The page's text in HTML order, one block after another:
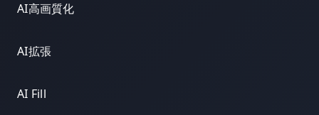
AI高画質化
AI拡張
AI Fill